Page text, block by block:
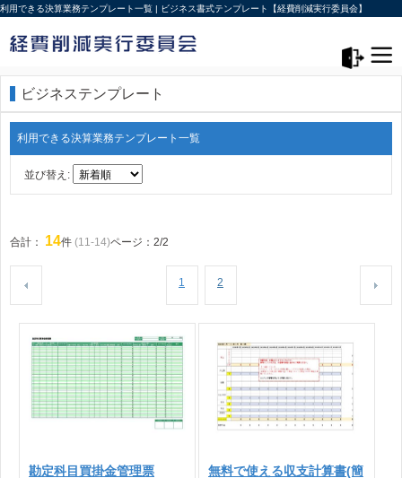
利用できる決算業務テンプレート一覧 | ビジネス書式テンプレート【経費削減実行委員会】
ビジネステンプレート
利用できる決算業務テンプレート一覧
並び替え:
合計： 14件 (11-14)ページ：2/2
1 2
勘定科目買掛金管理票
無料で使える収支計算書(簡